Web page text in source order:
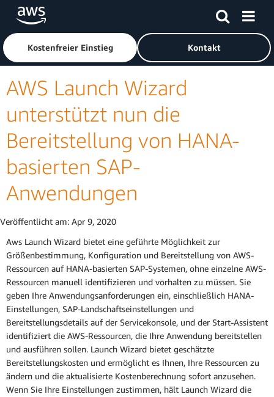
Überspringen zum Hauptinhalt
Klicken Sie hier, um zur Amazon Web Services-Startseite
Kostenfreier Einstieg Kontakt
AWS Launch Wizard
unterstützt nun die
Bereitstellung von HANA-
basierten SAP-
Anwendungen
Veröffentlicht am: Apr 9, 2020
Aws Launch Wizard bietet eine geführte Möglichkeit zur
Größenbestimmung, Konfiguration und Bereitstellung von AWS-
Ressourcen auf HANA-basierten SAP-Systemen, ohne einzelne AWS-
Ressourcen manuell identifizieren und vorhalten zu müssen. Sie
geben Ihre Anwendungsanforderungen ein, einschließlich HANA-
Einstellungen, SAP-Landschaftseinstellungen und
Bereitstellungsdetails auf der Servicekonsole, und der Start-Assistent
identifiziert die AWS-Ressourcen, die Ihre Anwendung bereitstellen
und ausführen sollen. Launch Wizard bietet geschätzte
Bereitstellungskosten und ermöglicht es Ihnen, Ihre Ressourcen zu
ändern und die aktualisierte Kostenberechnung sofort anzusehen.
Wenn Sie Ihre Einstellungen zustimmen, hält Launch Wizard die